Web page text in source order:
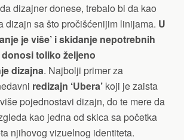
dizajner donese, trebalo bi da kao
dizajn sa što pročišćenijim linijama. U
je više’ i skidanje nepotrebnih
toliko željeno
dizajna. Najbolji primer za
redizajn ‘Ubera’ koji je zaista
pojednostavi dizajn, do te mere da
kao jedna od skica sa početka
njihovog vizuelnog identiteta.